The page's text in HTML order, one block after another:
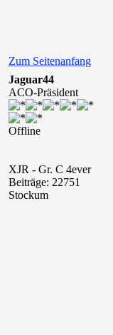
Zum Seitenanfang
Jaguar44
ACO-Präsident
Offline
XJR - Gr. C 4ever
Beiträge: 22751
Stockum